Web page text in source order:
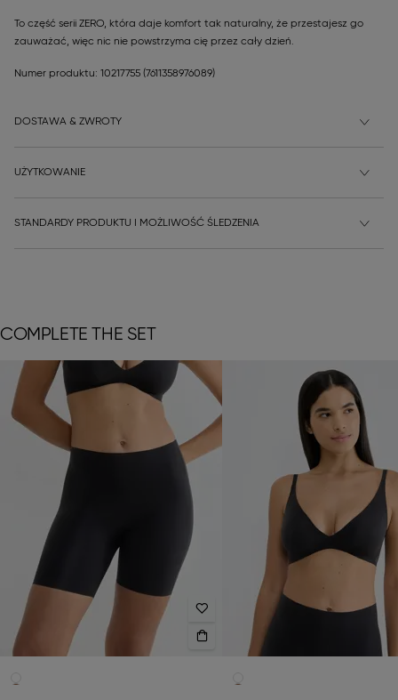
To część serii ZERO, która daje komfort tak naturalny, że przestajesz go
zauważać, więc nic nie powstrzyma cię przez cały dzień.
Numer produktu: 10217755 (7611358976089)
DOSTAWA & ZWROTY
UŻYTKOWANIE
STANDARDY PRODUKTU I MOŻLIWOŚĆ ŚLEDZENIA
COMPLETE THE SET